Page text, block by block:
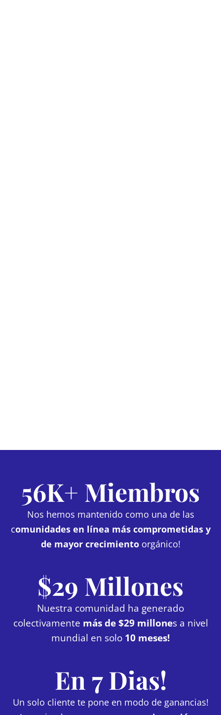
56K+ Miembros
Nos hemos mantenido como una de las
comunidades en línea más comprometidas y
de mayor crecimientoorgánico!
$29 Millones
Nuestra comunidad ha generado
colectivamente más de $29 millones a nivel
mundial en solo 10 meses!
En 7 Dias!
Un solo cliente te pone en modo de ganancias!